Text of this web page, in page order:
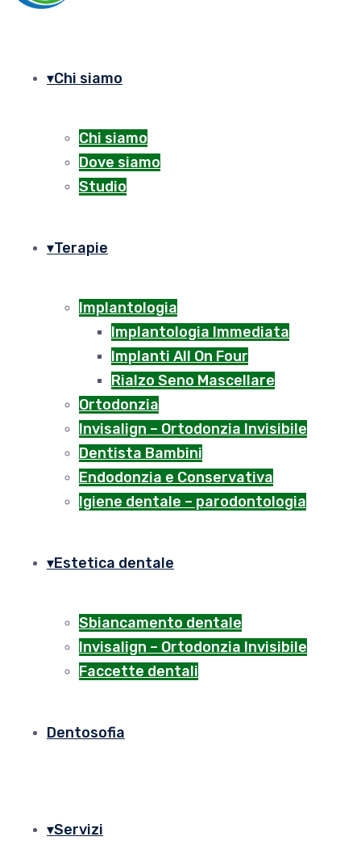
Chi siamo
Chi siamo
Dove siamo
Studio
Terapie
Implantologia
Implantologia Immediata
Implanti All On Four
Rialzo Seno Mascellare
Ortodonzia
Invisalign – Ortodonzia Invisibile
Dentista Bambini
Endodonzia e Conservativa
Igiene dentale – parodontologia
Estetica dentale
Sbiancamento dentale
Invisalign – Ortodonzia Invisibile
Faccette dentali
Dentosofia
Servizi